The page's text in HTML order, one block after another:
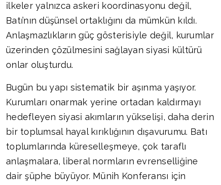
ilkeler yalnızca askeri koordinasyonu değil,
Batı’nın düşünsel ortaklığını da mümkün kıldı.
Anlaşmazlıkların güç gösterisiyle değil, kurumlar
üzerinden çözülmesini sağlayan siyasi kültürü
onlar oluşturdu.
Bugün bu yapı sistematik bir aşınma yaşıyor.
Kurumları onarmak yerine ortadan kaldırmayı
hedefleyen siyasi akımların yükselişi, daha derin
bir toplumsal hayal kırıklığının dışavurumu. Batı
toplumlarında küreselleşmeye, çok taraflı
anlaşmalara, liberal normların evrenselliğine
dair şüphe büyüyor. Münih Konferansı için